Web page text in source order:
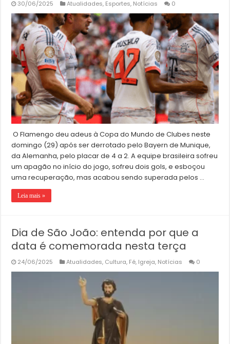
30/06/2025 Atualidades, Esportes, Notícias 0
O Flamengo deu adeus à Copa do Mundo de Clubes neste
domingo (29) após ser derrotado pelo Bayern de Munique,
da Alemanha, pelo placar de 4 a 2. A equipe brasileira sofreu
um apagão no início do jogo, sofreu dois gols, e esboçou
uma recuperação, mas acabou sendo superada pelos …
Leia mais »
Dia de São João: entenda por que a
data é comemorada nesta terça
24/06/2025 Atualidades, Cultura, Fé, Igreja, Notícias 0